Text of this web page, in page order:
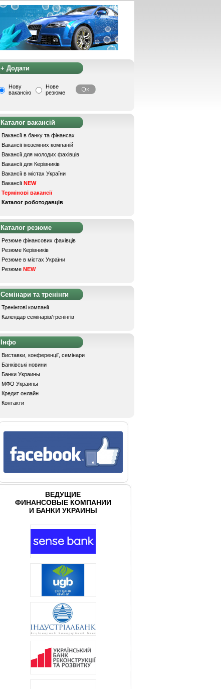
+ Додати
Нову
вакансію
Нове
резюме
Каталог вакансій
Вакансії в банку та фінансах
Вакансії іноземних компаній
Вакансії для молодих фахівців
Вакансії для Керівників
Вакансії в містах України
Вакансії NEW
Термінові вакансії
Каталог роботодавців
Каталог резюме
Резюме фінансових фахівців
Резюме Керівників
Резюме в містах України
Резюме NEW
Семінари та тренінги
Тренінгові компанії
Календар семінарів/тренінгів
Інфо
Виставки, конференції, семінари
Банківські новини
Банки Украины
МФО Украины
Кредит онлайн
Контакти
ВЕДУЩИЕ
ФИНАНСОВЫЕ КОМПАНИИ
И БАНКИ УКРАИНЫ